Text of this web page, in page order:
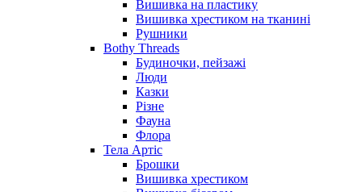
Вишивка на пластику
Вишивка хрестиком на тканині
Рушники
Bothy Threads
Будиночки, пейзажі
Люди
Казки
Різне
Фауна
Флора
Тела Артіс
Брошки
Вишивка хрестиком